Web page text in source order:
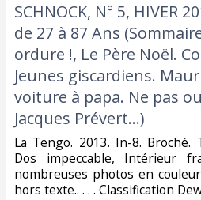
‎SCHNOCK, N° 5, HIVER
de 27 à 87 Ans
ordure !, Le Père Noël.
Jeunes giscardiens.
voiture à papa. Ne pas
Jacques Prévert...)‎
‎La Tengo. 2013. In-8.
Dos impeccable, Intérieur
nombreuses photos en
hors texte.. . . . Classification